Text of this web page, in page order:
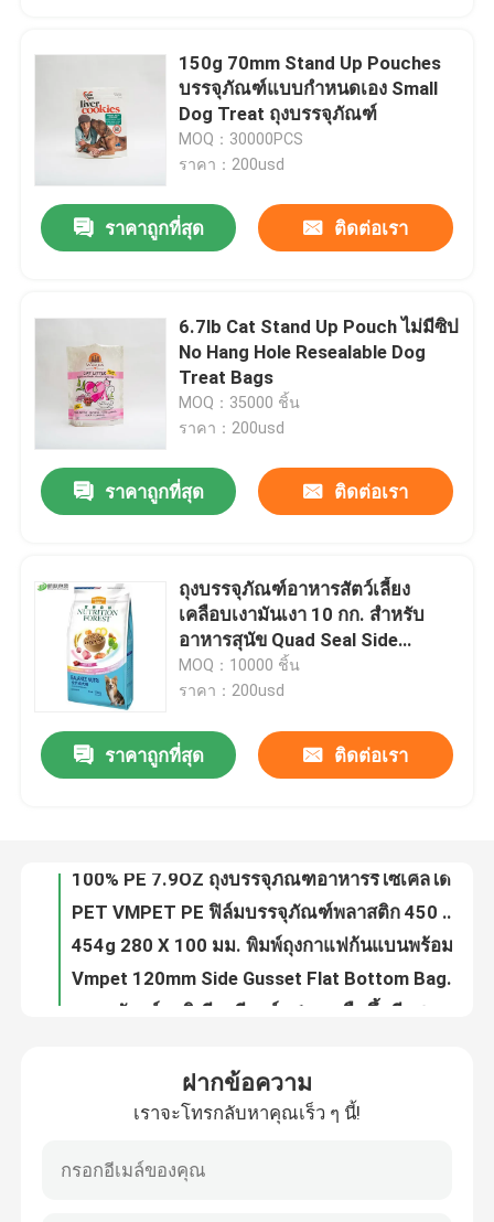
บ้าน
ผลิตภัณฑ์
ข่าว
150g 70mm Stand Up Pouches
บรรจุภัณฑ์แบบกำหนดเอง Small
Dog Treat ถุงบรรจุภัณฑ์
MOQ：30000PCS
ราคา：200usd
ราคาถูกที่สุด ติดต่อเรา
6.7lb Cat Stand Up Pouch ไม่มีซิป
No Hang Hole Resealable Dog
Treat Bags
MOQ：35000 ชิ้น
ราคา：200usd
ราคาถูกที่สุด ติดต่อเรา
ถุงบรรจุภัณฑ์อาหารสัตว์เลี้ยง
เคลือบเงามันเงา 10 กก. สำหรับ
อาหารสุนัข Quad Seal Side
Gusset Zip Lock
MOQ：10000 ชิ้น
ราคา：200usd
ราคาถูกที่สุด ติดต่อเรา
กระเป๋าใส่รูปแบบกำหนดเอง 40g สำหรับ Candy PE80 ถุงพลาสติกขนาดเล็กพร้อมซิป
PET VMPET PE ฟิล์มบรรจุภัณฑ์พลาสติก 450 มม. ห่ออาหาร High Barrier
Vmpet 120mm Side Gusset Flat Bottom Bags Pouch 130 Microns โภชนาการมังสวิรัติ
บรรจุภัณฑ์อลูมิเนียมรีทอร์ท 1 กก. ยืนขึ้นซีลสามด้าน
ฝากข้อความ
เราจะโทรกลับหาคุณเร็ว ๆ นี้!